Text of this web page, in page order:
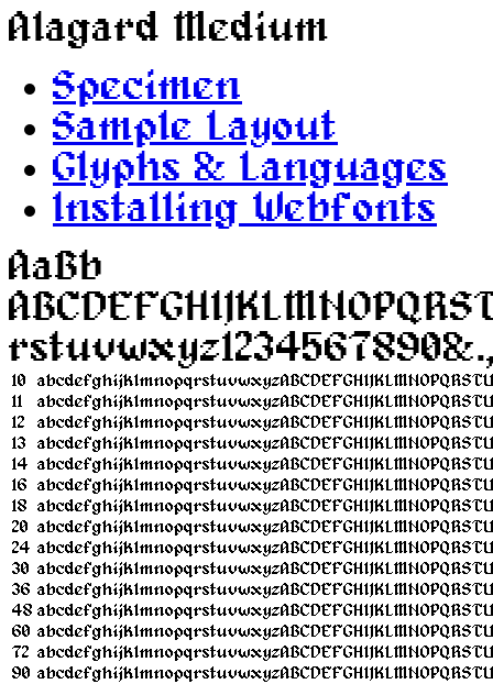
Alagard Medium
Specimen
Sample Layout
Glyphs & Languages
Installing Webfonts
AaBb
10
11
12
13
14
16
18
20
24
30
36
48
60
72
90